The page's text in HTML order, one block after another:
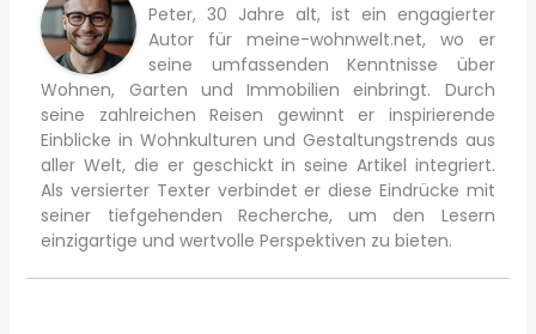
Peter, 30 Jahre alt, ist ein engagierter
Autor für meine-wohnwelt.net, wo er
seine umfassenden Kenntnisse über
Wohnen, Garten und Immobilien einbringt. Durch
seine zahlreichen Reisen gewinnt er inspirierende
Einblicke in Wohnkulturen und Gestaltungstrends aus
aller Welt, die er geschickt in seine Artikel integriert.
Als versierter Texter verbindet er diese Eindrücke mit
seiner tiefgehenden Recherche, um den Lesern
einzigartige und wertvolle Perspektiven zu bieten.